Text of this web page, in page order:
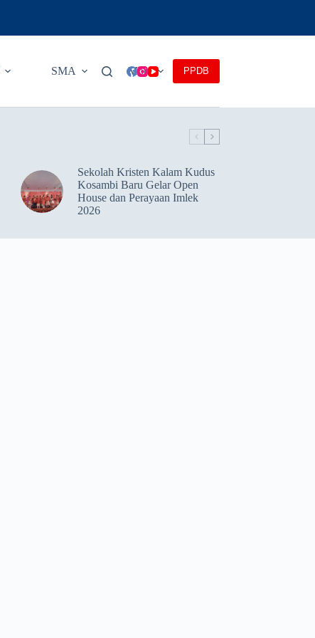
SMA More PPDB
Sekolah Kristen Kalam Kudus
Kosambi Baru Gelar Open
House dan Perayaan Imlek
2026